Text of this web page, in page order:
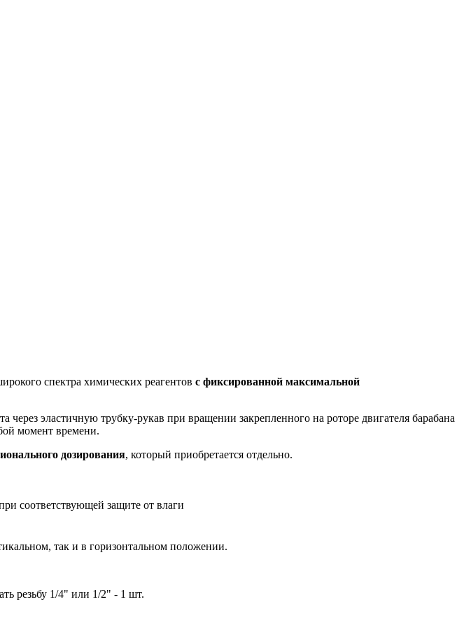
спектра химических реагентов с фиксированной максимальной
через эластичную трубку-рукав при вращении закрепленного на роторе двигателя барабана
момент времени.
дозирования, который приобретается отдельно.
соответствующей защите от влаги
так и в горизонтальном положении.
резьбу 1/4" или 1/2" - 1 шт.